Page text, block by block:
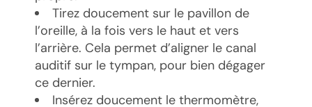
Tirez doucement sur le pavillon de
l’oreille, à la fois vers le haut et vers
l’arrière. Cela permet d’aligner le canal
auditif sur le tympan, pour bien dégager
ce dernier.
Insérez doucement le thermomètre,